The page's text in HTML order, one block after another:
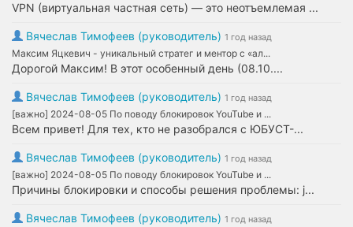
VPN (виртуальная частная сеть) — это неотъемлемая ...
Вячеслав Тимофеев (руководитель) 1 год назад
Максим Яцкевич - уникальный стратег и ментор с «ал...
Дорогой Максим! В этот особенный день (08.10....
Вячеслав Тимофеев (руководитель) 1 год назад
[важно] 2024-08-05 По поводу блокировок YouTube и ...
Всем привет! Для тех, кто не разобрался с ЮБУСТ-...
Вячеслав Тимофеев (руководитель) 1 год назад
[важно] 2024-08-05 По поводу блокировок YouTube и ...
Причины блокировки и способы решения проблемы: j...
Вячеслав Тимофеев (руководитель) 1 год назад